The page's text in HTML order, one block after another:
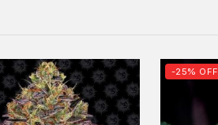
-25% OFF